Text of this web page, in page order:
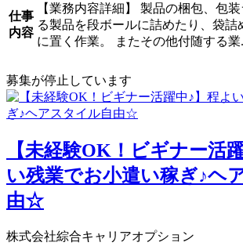
仕事
内容
【業務内容詳細】 製品の梱包、包
る製品を段ボールに詰めたり、袋詰
に置く作業。 またその他付随する業
募集が停止しています
【未経験OK！ビギナー活
い残業でお小遣い稼ぎ♪ヘ
由☆
株式会社綜合キャリアオプション